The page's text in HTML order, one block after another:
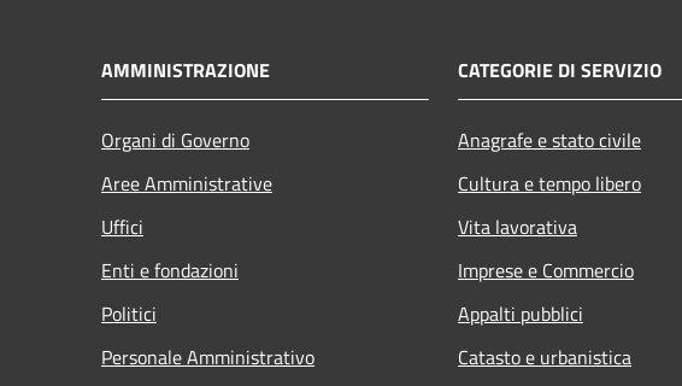
AMMINISTRAZIONE
Organi di Governo
Aree Amministrative
Uffici
Enti e fondazioni
Politici
Personale Amministrativo
CATEGORIE DI SERVIZIO
Anagrafe e stato civile
Cultura e tempo libero
Vita lavorativa
Imprese e Commercio
Appalti pubblici
Catasto e urbanistica